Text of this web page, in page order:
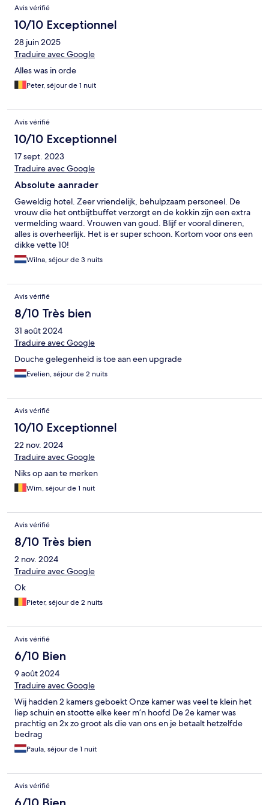
Avis vérifié
10/10 Exceptionnel
28 juin 2025
Traduire avec Google
Alles was in orde
Peter, séjour de 1 nuit
Avis vérifié
10/10 Exceptionnel
17 sept. 2023
Traduire avec Google
Absolute aanrader
Geweldig hotel. Zeer vriendelijk, behulpzaam personeel. De
vrouw die het ontbijtbuffet verzorgt en de kokkin zijn een extra
vermelding waard. Vrouwen van goud. Blijf er vooral dineren,
alles is overheerlijk. Het is er super schoon. Kortom voor ons een
dikke vette 10!
Wilna, séjour de 3 nuits
Avis vérifié
8/10 Très bien
31 août 2024
Traduire avec Google
Douche gelegenheid is toe aan een upgrade
Evelien, séjour de 2 nuits
Avis vérifié
10/10 Exceptionnel
22 nov. 2024
Traduire avec Google
Niks op aan te merken
Wim, séjour de 1 nuit
Avis vérifié
8/10 Très bien
2 nov. 2024
Traduire avec Google
Ok
Pieter, séjour de 2 nuits
Avis vérifié
6/10 Bien
9 août 2024
Traduire avec Google
Wij hadden 2 kamers geboekt Onze kamer was veel te klein het
liep schuin en stootte elke keer m’n hoofd De 2e kamer was
prachtig en 2x zo groot als die van ons en je betaalt hetzelfde
bedrag
Paula, séjour de 1 nuit
Avis vérifié